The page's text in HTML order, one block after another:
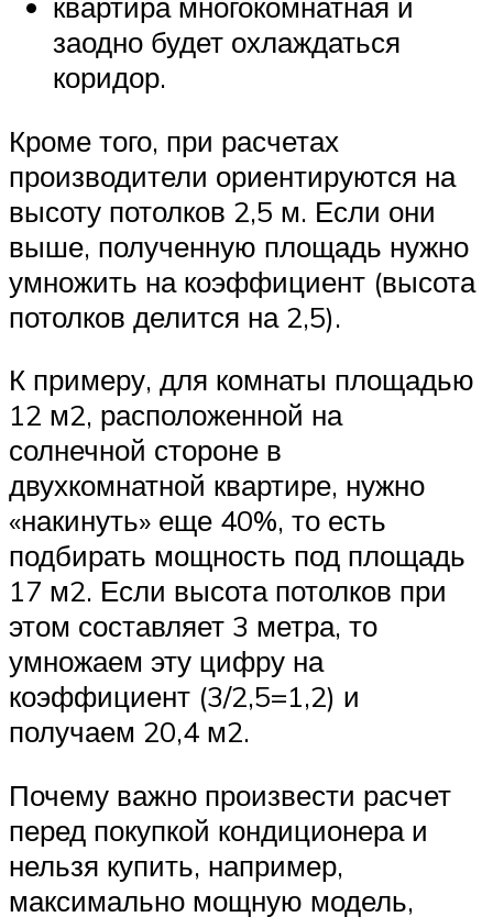
заодно будет охлаждаться
коридор.
Кроме того, при расчетах
производители ориентируются на
высоту потолков 2,5 м. Если они
выше, полученную площадь нужно
умножить на коэффициент (высота
потолков делится на 2,5).
К примеру, для комнаты площадью
12 м2, расположенной на
солнечной стороне в
двухкомнатной квартире, нужно
«накинуть» еще 40%, то есть
подбирать мощность под площадь
17 м2. Если высота потолков при
этом составляет 3 метра, то
умножаем эту цифру на
коэффициент (3/2,5=1,2) и
получаем 20,4 м2.
Почему важно произвести расчет
перед покупкой кондиционера и
нельзя купить, например,
максимально мощную модель,